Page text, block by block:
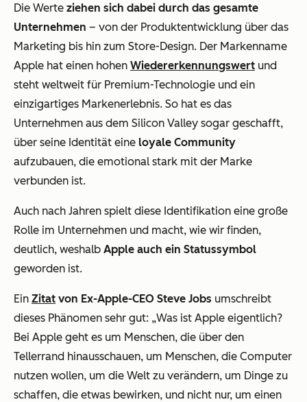
Die Werte ziehen sich dabei durch das gesamte
Unternehmen – von der Produktentwicklung über das
Marketing bis hin zum Store-Design. Der Markenname
Apple hat einen hohen Wiedererkennungswert und
steht weltweit für Premium-Technologie und ein
einzigartiges Markenerlebnis. So hat es das
Unternehmen aus dem Silicon Valley sogar geschafft,
über seine Identität eine loyale Community
aufzubauen, die emotional stark mit der Marke
verbunden ist.
Auch nach Jahren spielt diese Identifikation eine große
Rolle im Unternehmen und macht, wie wir finden,
deutlich, weshalb Apple auch ein Statussymbol
geworden ist.
Ein Zitat von Ex-Apple-CEO Steve Jobs umschreibt
dieses Phänomen sehr gut: „Was ist Apple eigentlich?
Bei Apple geht es um Menschen, die über den
Tellerrand hinausschauen, um Menschen, die Computer
nutzen wollen, um die Welt zu verändern, um Dinge zu
schaffen, die etwas bewirken, und nicht nur, um einen